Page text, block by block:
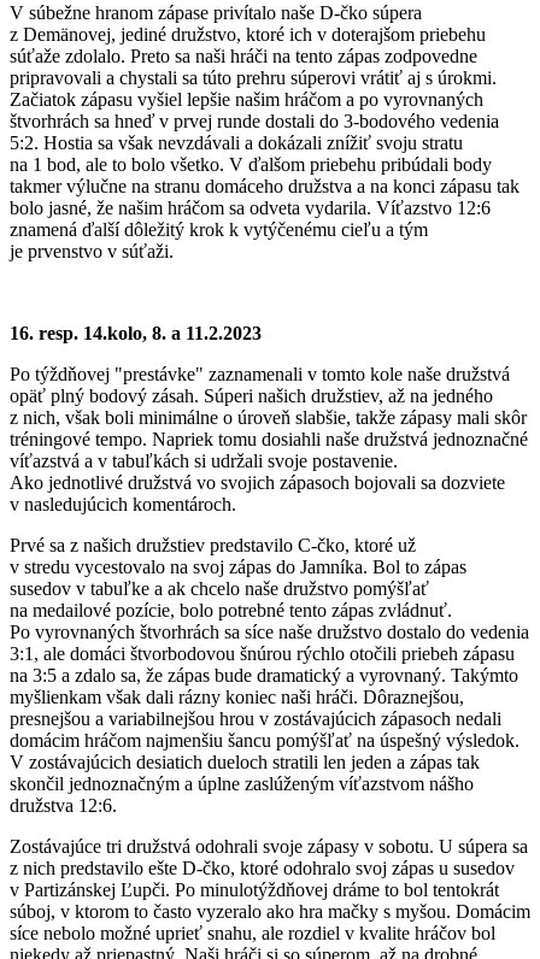
V súbežne hranom zápase privítalo naše D-čko súpera
z Demänovej, jediné družstvo, ktoré ich v doterajšom priebehu
súťaže zdolalo. Preto sa naši hráči na tento zápas zodpovedne
pripravovali a chystali sa túto prehru súperovi vrátiť aj s úrokmi.
Začiatok zápasu vyšiel lepšie našim hráčom a po vyrovnaných
štvorhrách sa hneď v prvej runde dostali do 3-bodového vedenia
5:2. Hostia sa však nevzdávali a dokázali znížiť svoju stratu
na 1 bod, ale to bolo všetko. V ďalšom priebehu pribúdali body
takmer výlučne na stranu domáceho družstva a na konci zápasu tak
bolo jasné, že našim hráčom sa odveta vydarila. Víťazstvo 12:6
znamená ďalší dôležitý krok k vytýčenému cieľu a tým
je prvenstvo v súťaži.
16. resp. 14.kolo, 8. a 11.2.2023
Po týždňovej "prestávke" zaznamenali v tomto kole naše družstvá
opäť plný bodový zásah. Súperi našich družstiev, až na jedného
z nich, však boli minimálne o úroveň slabšie, takže zápasy mali skôr
tréningové tempo. Napriek tomu dosiahli naše družstvá jednoznačné
víťazstvá a v tabuľkách si udržali svoje postavenie.
Ako jednotlivé družstvá vo svojich zápasoch bojovali sa dozviete
v nasledujúcich komentároch.
Prvé sa z našich družstiev predstavilo C-čko, ktoré už
v stredu vycestovalo na svoj zápas do Jamníka. Bol to zápas
susedov v tabuľke a ak chcelo naše družstvo pomýšľať
na medailové pozície, bolo potrebné tento zápas zvládnuť.
Po vyrovnaných štvorhrách sa síce naše družstvo dostalo do vedenia
3:1, ale domáci štvorbodovou šnúrou rýchlo otočili priebeh zápasu
na 3:5 a zdalo sa, že zápas bude dramatický a vyrovnaný. Takýmto
myšlienkam však dali rázny koniec naši hráči. Dôraznejšou,
presnejšou a variabilnejšou hrou v zostávajúcich zápasoch nedali
domácim hráčom najmenšiu šancu pomýšľať na úspešný výsledok.
V zostávajúcich desiatich dueloch stratili len jeden a zápas tak
skončil jednoznačným a úplne zaslúženým víťazstvom nášho
družstva 12:6.
Zostávajúce tri družstvá odohrali svoje zápasy v sobotu. U súpera sa
z nich predstavilo ešte D-čko, ktoré odohralo svoj zápas u susedov
v Partizánskej Ľupči. Po minulotýždňovej dráme to bol tentokrát
súboj, v ktorom to často vyzeralo ako hra mačky s myšou. Domácim
síce nebolo možné uprieť snahu, ale rozdiel v kvalite hráčov bol
niekedy až priepastný. Naši hráči si so súperom, až na drobné